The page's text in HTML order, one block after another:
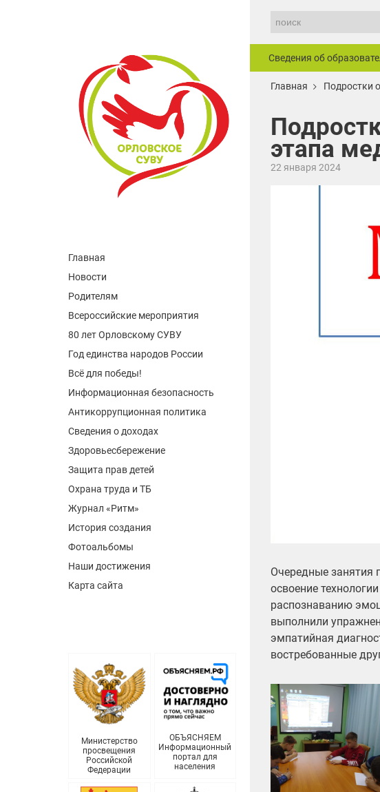
Главная
Новости
Родителям
Всероссийские мероприятия
80 лет Орловскому СУВУ
Год единства народов России
Всё для победы!
Информационная безопасность
Антикоррупционная политика
Сведения о доходах
Здоровьесбережение
Защита прав детей
Охрана труда и ТБ
Журнал «Ритм»
История создания
Фотоальбомы
Наши достижения
Карта сайта
Министерство
просвещения
Российской
Федерации
ОБЪЯСНЯЕМ
Информационный
портал для
населения
Сведения об
Главная Подростки
этапа
22 января 2024
Очередные занятия
освоение
распознаванию
выполнили
эмпатийная
востребованные